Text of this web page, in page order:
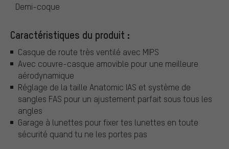
Demi-coque
Caractéristiques du produit :
Casque de route très ventilé avec MIPS
Avec couvre-casque amovible pour une meilleure
aérodynamique
Réglage de la taille Anatomic IAS et système de
sangles FAS pour un ajustement parfait sous tous les
angles
Garage à lunettes pour fixer tes lunettes en toute
sécurité quand tu ne les portes pas